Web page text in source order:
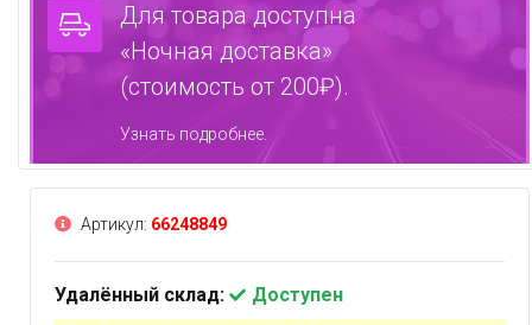
Для товара доступна
«Ночная доставка»
(стоимость от 200₽).
Узнать подробнее.
Артикул: 66248849
Удалённый склад:
Доступен